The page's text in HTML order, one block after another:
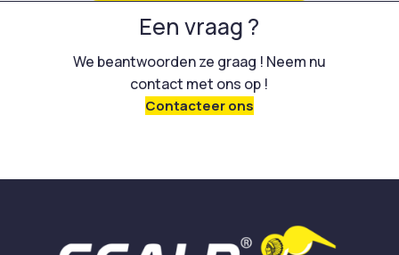
Een vraag ?
We beantwoorden ze graag ! Neem nu
contact met ons op !
Contacteer ons